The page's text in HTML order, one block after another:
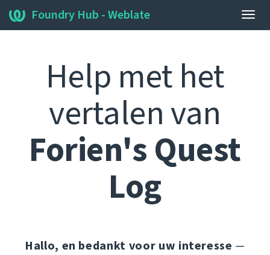
Foundry Hub - Weblate
Help met het
vertalen van
Forien's Quest
Log
Hallo, en bedankt voor uw interesse —